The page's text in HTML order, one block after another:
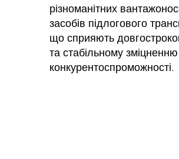
різноманітних
засобів підлогового
що сприяють
та стабільному
конкурентоспроможності.